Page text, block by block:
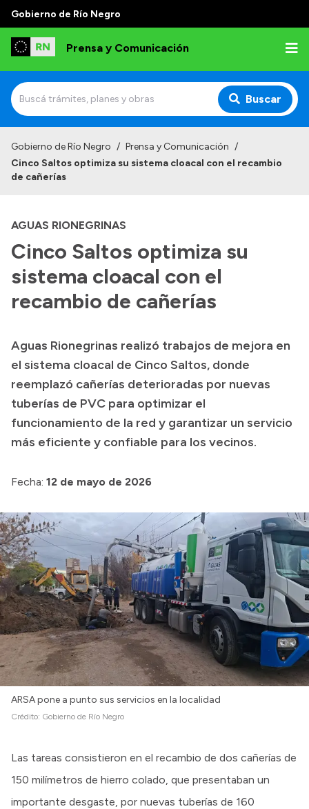
Gobierno de Río Negro
Prensa y Comunicación
Buscar
Institucional
Referentes de prensa
Archivo de noticias
Transparencia
Boletín Oficial
Compras y licitaciones
Consulta de expedientes
Consulta de pago a proveedores
Convocatorias
Gobierno de Río Negro / Prensa y Comunicación /
Cinco Saltos optimiza su sistema cloacal con el recambio
de cañerías
AGUAS RIONEGRINAS
Cinco Saltos optimiza su
sistema cloacal con el
recambio de cañerías
Aguas Rionegrinas realizó trabajos de mejora en
el sistema cloacal de Cinco Saltos, donde
reemplazó cañerías deterioradas por nuevas
tuberías de PVC para optimizar el
funcionamiento de la red y garantizar un servicio
más eficiente y confiable para los vecinos.
Fecha: 12 de mayo de 2026
ARSA pone a punto sus servicios en la localidad
Crédito: Gobierno de Río Negro
Las tareas consistieron en el recambio de dos cañerías de
150 milímetros de hierro colado, que presentaban un
importante desgaste, por nuevas tuberías de 160